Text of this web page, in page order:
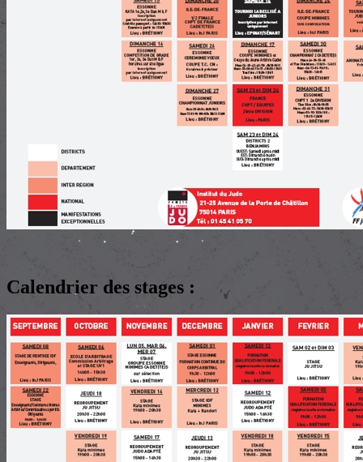
Calendrier des stages :